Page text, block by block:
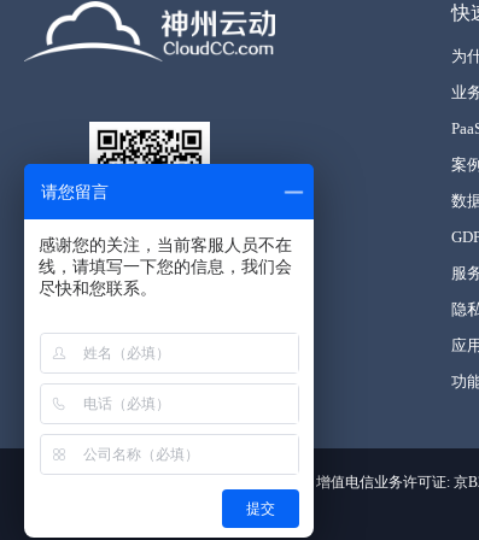
扫码关注公众号
快
为
业
案
数
服
隐
应
功
增值电信业务许可证: 京
请您留言
感谢您的关注，当前客服人员不在
线，请填写一下您的信息，我们会
尽快和您联系。
提交